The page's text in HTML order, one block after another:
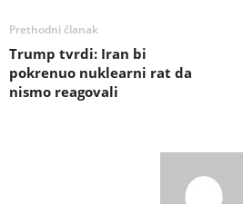
Prethodni članak
Trump tvrdi: Iran bi
pokrenuo nuklearni rat da
nismo reagovali